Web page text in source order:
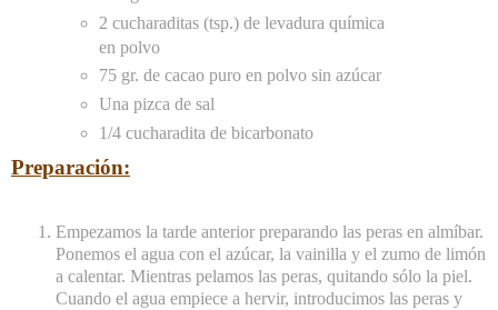
2 cucharaditas (tsp.) de levadura química
en polvo
75 gr. de cacao puro en polvo sin azúcar
Una pizca de sal
1/4 cucharadita de bicarbonato
Preparación:
Empezamos la tarde anterior preparando las peras en almíbar.
Ponemos el agua con el azúcar, la vainilla y el zumo de limón
a calentar. Mientras pelamos las peras, quitando sólo la piel.
Cuando el agua empiece a hervir, introducimos las peras y